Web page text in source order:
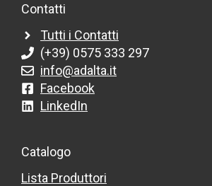
Contatti
Tutti i Contatti
(+39) 0575 333 297
info@adalta.it
Facebook
LinkedIn
Catalogo
Lista Produttori